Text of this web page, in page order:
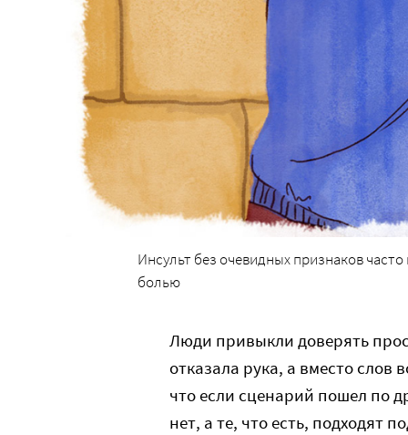
Инсульт без очевидных признаков
болью
Люди привыкли доверять
отказала рука, а вместо слов
что если сценарий пошел по
нет, а те, что есть, подходят